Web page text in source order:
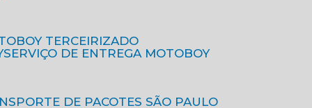
TERCEIRIZADO
SERVIÇO DE ENTREGA MOTOBOY
DE PACOTES SÃO PAULO